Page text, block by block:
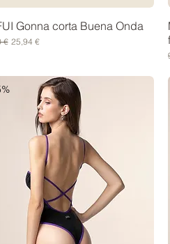
Gonna corta Buena Onda
regolare
€ Prezzo scontato
25,94 €